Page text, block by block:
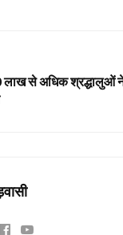
लाख से अधिक श्रद्धालुओं